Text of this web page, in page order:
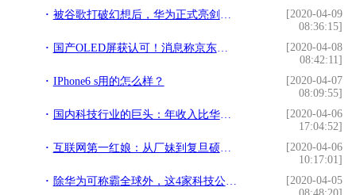
被谷歌打破幻想后，华为正式亮剑，国产生态开始征战海外
[2020-04-09
08:36:15]
国产OLED屏获认可！消息称京东方将为新iPhone供应屏幕
[2020-04-08
08:42:11]
IPhone6 s用的怎么样？
[2020-04-07
08:09:55]
国内科技行业的巨头：年收入比华为阿里总和还多，掷600亿造芯片
[2020-04-06
17:04:52]
互联网第一红娘：从厂妹到复旦硕士，十年创业今被逼贱卖世纪佳缘
[2020-04-06
10:17:01]
除华为可称霸全球外，这4家科技公司也很强劲，你知道它们吗？
[2020-04-05